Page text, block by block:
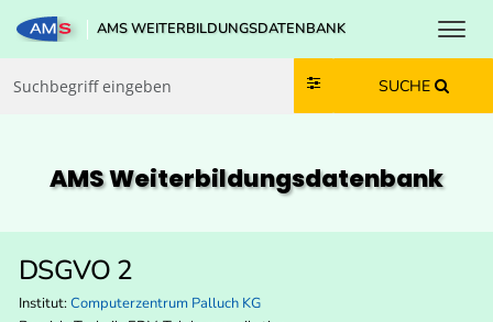
Zum Inhalt springen
Zum Navmenü springen
Zur Suche springen
Zur Footer springen
AMS WEITERBILDUNGSDATENBANK
SUCHE
AMS Weiterbildungs­datenbank
DSGVO 2
Institut: Computerzentrum Palluch KG